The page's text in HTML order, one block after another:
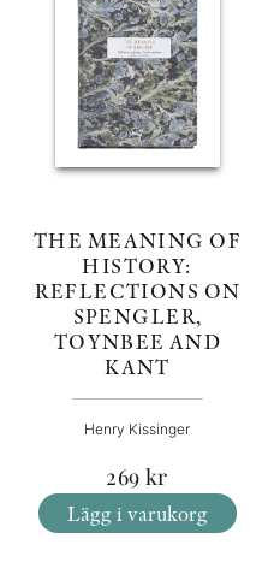
THE MEANING OF
HISTORY:
REFLECTIONS ON
SPENGLER,
TOYNBEE AND
KANT
Henry Kissinger
269 kr
Lägg i varukorg